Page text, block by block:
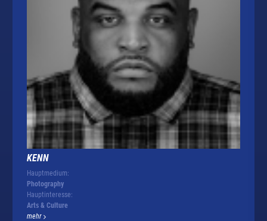
KENN
Hauptmedium:
Photography
Hauptinteresse:
Arts & Culture
mehr